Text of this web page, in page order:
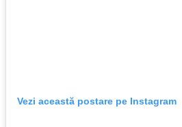
Vezi această postare pe Instagram